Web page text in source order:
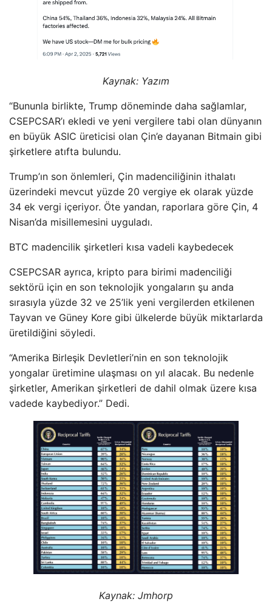
Kaynak: Yazım
“Bununla birlikte, Trump döneminde daha sağlamlar,
CSEPCSAR’ı ekledi ve yeni vergilere tabi olan dünyanın
en büyük ASIC üreticisi olan Çin’e dayanan Bitmain gibi
şirketlere atıfta bulundu.
Trump’ın son önlemleri, Çin madenciliğinin ithalatı
üzerindeki mevcut yüzde 20 vergiye ek olarak yüzde
34 ek vergi içeriyor. Öte yandan, raporlara göre Çin, 4
Nisan’da misillemesini uyguladı.
BTC madencilik şirketleri kısa vadeli kaybedecek
CSEPCSAR ayrıca, kripto para birimi madenciliği
sektörü için en son teknolojik yongaların şu anda
sırasıyla yüzde 32 ve 25’lik yeni vergilerden etkilenen
Tayvan ve Güney Kore gibi ülkelerde büyük miktarlarda
üretildiğini söyledi.
“Amerika Birleşik Devletleri’nin en son teknolojik
yongalar üretimine ulaşması on yıl alacak. Bu nedenle
şirketler, Amerikan şirketleri de dahil olmak üzere kısa
vadede kaybediyor.” Dedi.
Kaynak: Jmhorp